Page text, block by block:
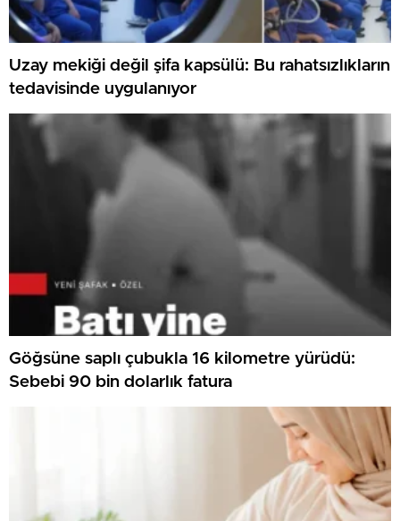
Uzay mekiği değil şifa kapsülü: Bu rahatsızlıkların
tedavisinde uygulanıyor
Göğsüne saplı çubukla 16 kilometre yürüdü:
Sebebi 90 bin dolarlık fatura